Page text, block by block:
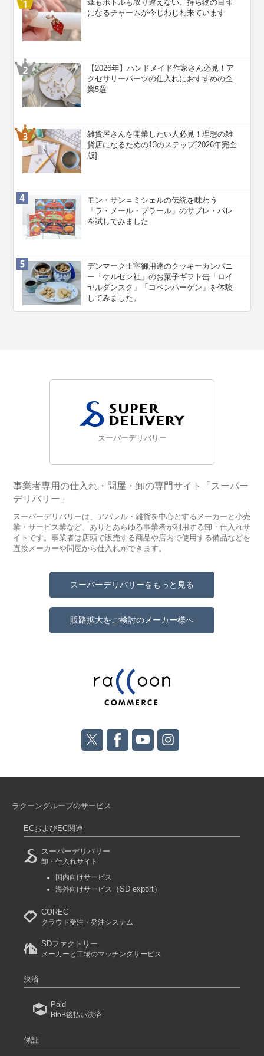
傘もボトルも取り違えない。持ち物の目印
になるチャームが今じわじわ来ています
【2026年】ハンドメイド作家さん必見！ア
クセサリーパーツの仕入れにおすすめの企
業5選
雑貨屋さんを開業したい人必見！理想の雑
貨店になるための13のステップ[2026年完全
版]
モン・サン＝ミシェルの伝統を味わう
「ラ・メール・プラール」のサブレ・パレ
を試してみました
デンマーク王室御用達のクッキーカンパニ
ー「ケルセン社」のお菓子ギフト缶「ロイ
ヤルダンスク」「コペンハーゲン」を体験
してみました。
スーパーデリバリー
事業者専用の仕入れ・問屋・卸の専門サイト「スーパー
デリバリー」
スーパーデリバリーは、アパレル・雑貨を中心とするメーカーと小売
業・サービス業など、ありとあらゆる事業者が利用する卸・仕入れサ
イトです。事業者は店頭で販売する商品や店内で使用する備品などを
直接メーカーや問屋から仕入れができます。
スーパーデリバリーをもっと見る
販路拡大をご検討のメーカー様へ
ラクーングループのサービス
ECおよびEC関連
スーパーデリバリー
卸・仕入れサイト
国内向けサービス
海外向けサービス
（SD export）
COREC
クラウド受注・発注システム
SDファクトリー
メーカーと工場のマッチングサービス
決済
Paid
BtoB後払い決済
保証